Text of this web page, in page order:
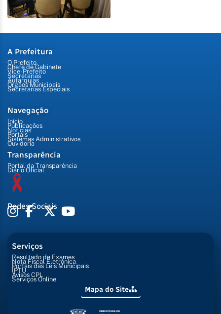
A Prefeitura
O Prefeito
Chefe de Gabinete
Vice-Prefeito
Secretarias
Autarquias
Órgãos Municipais
Secretarias Especiais
Navegação
Início
Publicações
Notícias
Portais
Sistemas Administrativos
Ouvidoria
Transparência
Portal da Transparência
Diário Oficial
Redes Sociais
Serviços
Resultado de Exames
Nota Fiscal Eletrônica
Portais das Leis Municipais
IPTU
Avisos CPL
Serviços Online
Mapa do Site